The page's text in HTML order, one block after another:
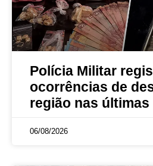
Polícia Militar
ocorrências de
região nas últimas
06/08/2026